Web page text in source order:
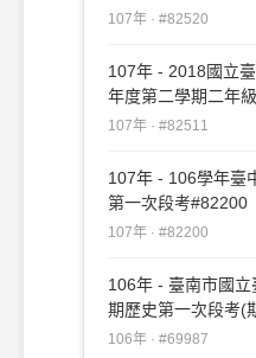
中考試題#82520
107年 · #82520
107年 - 2018國立
年度第二學期二年
中考試題#82511
107年 · #82511
107年 - 106學年臺
第一次段考#82200
107年 · #82200
106年 - 臺南市國
期歷史第一次段考(
106年 · #69987